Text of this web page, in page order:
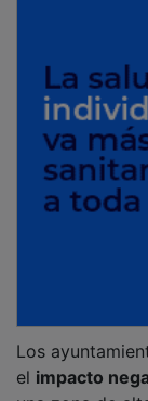
elimpacto
una zona de